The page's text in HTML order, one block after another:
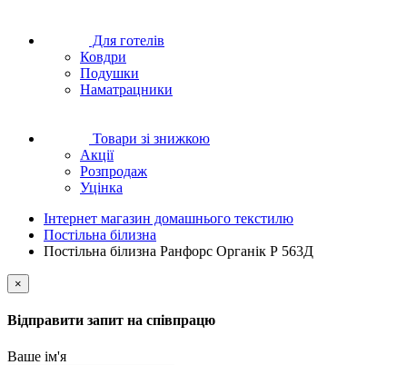
Для готелів
Ковдри
Подушки
Наматрацники
Товари зі знижкою
Акції
Розпродаж
Уцінка
Інтернет магазин домашнього текстилю
Постільна білизна
Постільна білизна Ранфорс Органік Р 563Д
×
Відправити запит на співпрацю
Ваше ім'я